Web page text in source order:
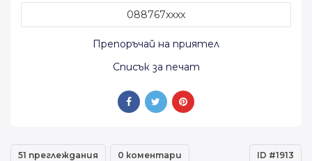
088767xxxx
Препоръчай на приятел
Списък за печат
51 преглеждания 0 коментари ID #1913